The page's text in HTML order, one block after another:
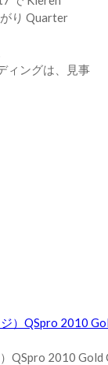
り Quarter
ィングは、見事
QSpro 2010 Gold